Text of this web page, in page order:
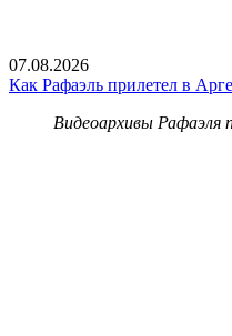
07.08.2026
Как Рафаэль прилетел в
Видеоархивы Рафаэля